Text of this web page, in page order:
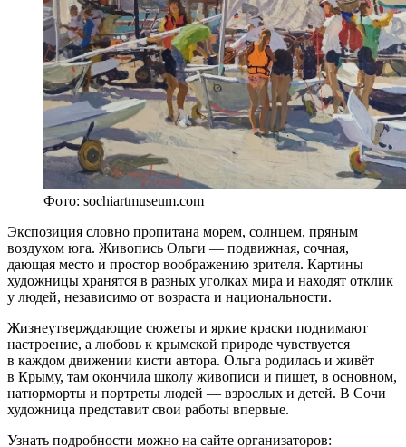
Фото: sochiartmuseum.com
Экспозиция словно пропитана морем, солнцем, пряным
воздухом юга. Живопись Ольги — подвижная, сочная,
дающая место и простор воображению зрителя. Картины
художницы хранятся в разных уголках мира и находят отклик
у людей, независимо от возраста и национальности.
Жизнеутверждающие сюжеты и яркие краски поднимают
настроение, а любовь к крымской природе чувствуется
в каждом движении кисти автора. Ольга родилась и живёт
в Крыму, там окончила школу живописи и пишет, в основном,
натюрморты и портреты людей — взрослых и детей. В Сочи
художница представит свои работы впервые.
Узнать подробности можно на сайте организаторов: